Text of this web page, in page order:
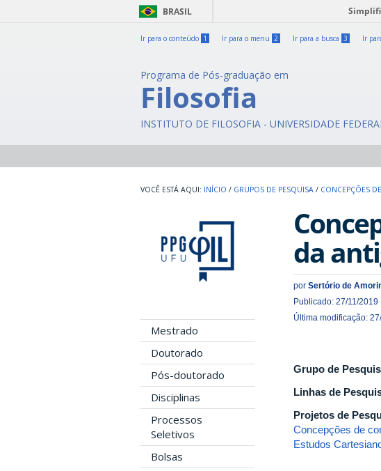
BRASIL
Ir para o conteúdo 1 Ir para o menu 2 Ir para a busca 3 Ir
Programa de Pós-graduação em
Filosofia
INSTITUTO DE FILOSOFIA - UNIVERSIDADE
INÍCIO / GRUPOS DE PESQUISA / CONCEPÇÕES
Mestrado
Doutorado
Pós-doutorado
Disciplinas
Processos
Seletivos
Bolsas
da
por Sertório de
Publicado: 27/11/2019
Última modificação:
Grupo de
Linhas de
Projetos de
Concepções de
Estudos